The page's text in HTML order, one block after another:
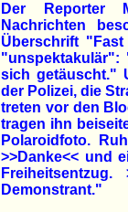
Der Reporter
Nachrichten
Überschrift
"unspektakulär":
sich getäuscht."
der Polizei, die
treten vor den
tragen ihn
Polaroidfoto.
>>Danke<< und
Demonstrant."